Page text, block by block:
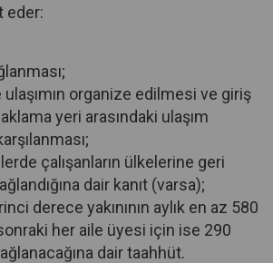
eder:
ulaşımın organize edilmesi ve giriş
yeri arasındaki ulaşım
çalışanların ülkelerine geri
dair kanıt (varsa);
derece yakınının aylık en az 580
her aile üyesi için ise 290
dair taahhüt.